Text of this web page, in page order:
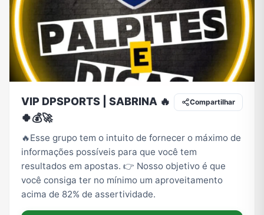
Receitas Redes Sociais Religião Shitpost
Vídeos
VIP DPSPORTS | SABRINA 🔥
🍀💰🚀
Compartilhar
🔥Esse grupo tem o intuito de fornecer o máximo de
informações possíveis para que você tem
resultados em apostas. 👉 Nosso objetivo é que
você consiga ter no mínimo um aproveitamento
acima de 82% de assertividade.